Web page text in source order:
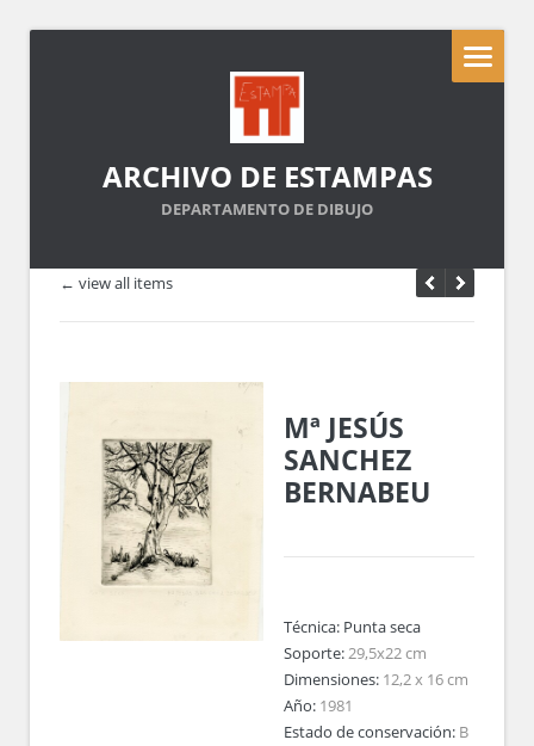
ARCHIVO DE ESTAMPAS
DEPARTAMENTO DE DIBUJO
← view all items
Mª JESÚS
SANCHEZ
BERNABEU
Técnica: Punta seca
Soporte:29,5x22 cm
Dimensiones: 12,2 x 16 cm
Año: 1981
Estado de conservación: B